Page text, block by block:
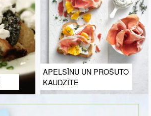
APELSĪNU UN PROŠUTO
KAUDZĪTE